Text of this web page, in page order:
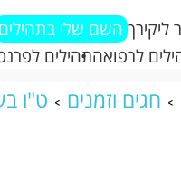
השם שלי בתהילים
לרפואהתהילים
חגים וזמנים ט"ו